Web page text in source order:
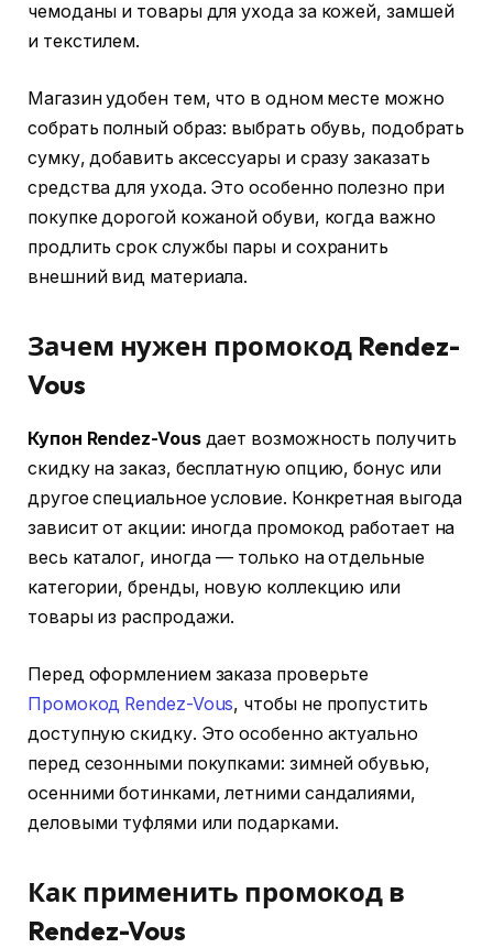
чемоданы и товары для ухода за кожей, замшей
и текстилем.
Магазин удобен тем, что в одном месте можно
собрать полный образ: выбрать обувь, подобрать
сумку, добавить аксессуары и сразу заказать
средства для ухода. Это особенно полезно при
покупке дорогой кожаной обуви, когда важно
продлить срок службы пары и сохранить
внешний вид материала.
Зачем нужен промокод Rendez-
Vous
Купон Rendez-Vousдает возможность получить
скидку на заказ, бесплатную опцию, бонус или
другое специальное условие. Конкретная выгода
зависит от акции: иногда промокод работает на
весь каталог, иногда — только на отдельные
категории, бренды, новую коллекцию или
товары из распродажи.
Перед оформлением заказа проверьте
Промокод Rendez-Vous, чтобы не пропустить
доступную скидку. Это особенно актуально
перед сезонными покупками: зимней обувью,
осенними ботинками, летними сандалиями,
деловыми туфлями или подарками.
Как применить промокод в
Rendez-Vous